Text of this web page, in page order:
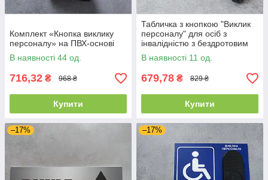
Комплект «Кнопка виклику
персоналу» на ПВХ-основі
В наявності 44 од.
716,32 ₴ 968 ₴
Купити
Табличка з кнопкою "Виклик
персоналу" для осіб з
інвалідністю з бездротовим
дзвінком Сіра
В наявності 11 од.
679,78 ₴ 829 ₴
Купити
–17% –17%